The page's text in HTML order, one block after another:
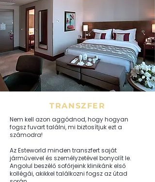
TRANSZFER
Nem kell azon aggódnod, hogy hogyan
fogsz fuvart találni, mi biztosítjuk ezt a
számodra!
Az Esteworld minden transzfert saját
járműveivel és személyzetével bonyolít le.
Angolul beszélő sofőrjeink klinikánk első
kollégái, akikkel találkozni fogsz az útad